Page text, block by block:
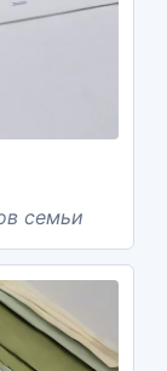
семьи